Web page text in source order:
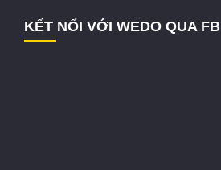
KẾT NỐI VỚI WEDO QUA FB